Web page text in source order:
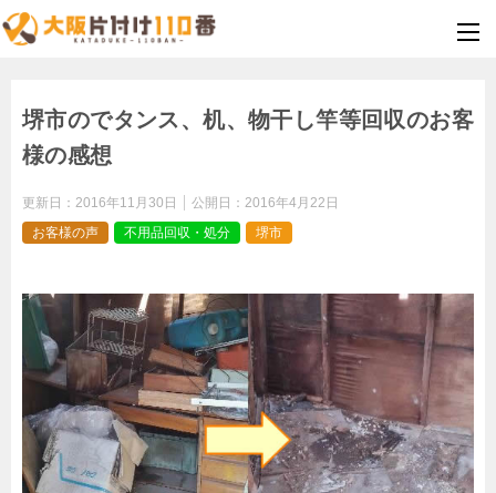
堺市のでタンス、机、物干し竿等回収のお客
様の感想
更新日： 2016年11月30日 公開日： 2016年4月22日
お客様の声
不用品回収・処分 堺市